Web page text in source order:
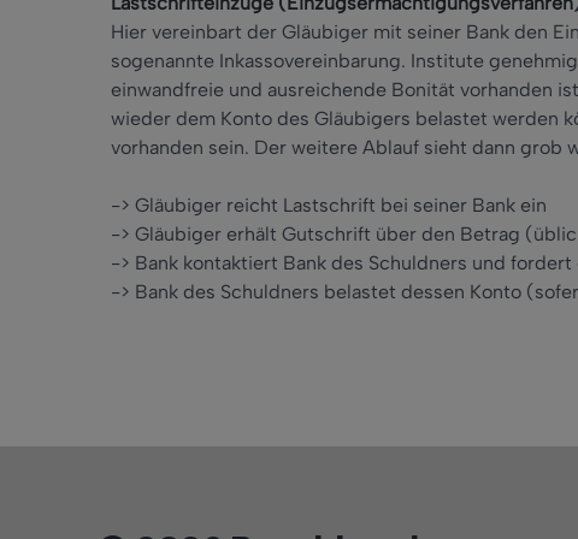
Hier vereinbart der Gläubiger mit seiner Bank den
sogenannte Inkassovereinbarung. Institute
einwandfreie und ausreichende Bonität vorhanden
wieder dem Konto des Gläubigers belastet werden
vorhanden sein. Der weitere Ablauf sieht dann grob
-> Gläubiger reicht Lastschrift bei seiner Bank ein
-> Gläubiger erhält Gutschrift über den Betrag
-> Bank kontaktiert Bank des Schuldners und
-> Bank des Schuldners belastet dessen Konto